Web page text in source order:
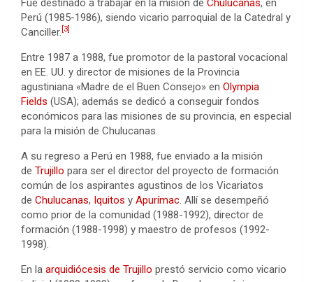
Perú (1985-1986), siendo vicario parroquial de la Catedral y
Canciller. [3]
Entre 1987 a 1988, fue promotor de la pastoral vocacional
en EE. UU. y director de misiones de la Provincia
agustiniana «Madre de el Buen Consejo» en Olympia
Fields (USA); además se dedicó a conseguir fondos
económicos para las misiones de su provincia, en especial
para la misión de Chulucanas.
A su regreso a Perú en 1988, fue enviado a la misión
de Trujillo para ser el director del proyecto de formación
común de los aspirantes agustinos de los Vicariatos
de Chulucanas, Iquitos y Apurímac . Allí se desempeñó
como prior de la comunidad (1988-1992), director de
formación (1988-1998) y maestro de profesos (1992-
1998).
En la arquidiócesis de Trujillo prestó servicio como vicario